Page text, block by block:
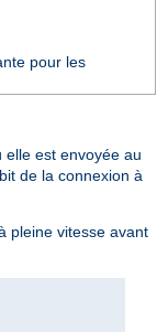
pour les
est envoyée au
de la connexion à
pleine vitesse avant